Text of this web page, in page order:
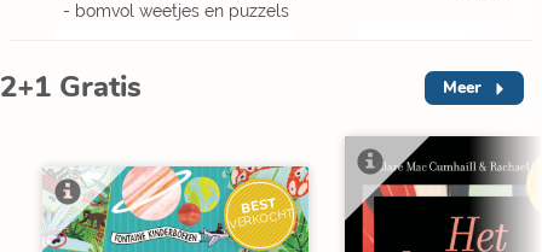
- bomvol weetjes en puzzels
2+1 Gratis Meer
BEST
VERKOCHT